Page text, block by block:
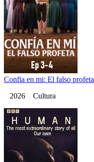
Confia en mi: El falso profeta
2026 Cultura